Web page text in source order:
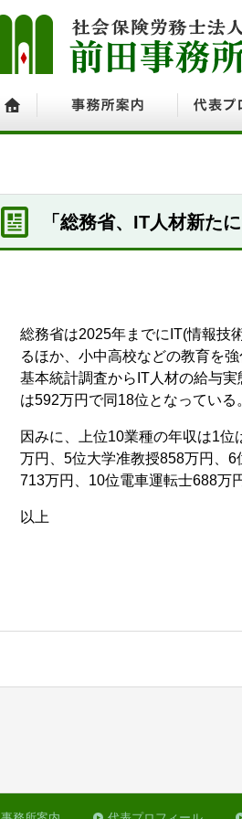
「総務省、IT人材新た
総務省は2025年までにIT(情報技
るほか、小中高校などの教育を
基本統計調査からIT人材の給与
は592万円で同18位となっている
因みに、上位10業種の年収は1
万円、5位大学准教授858万円、
713万円、10位電車運転士688万
以上